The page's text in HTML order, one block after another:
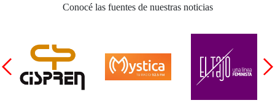
Conocé las fuentes de nuestras noticias